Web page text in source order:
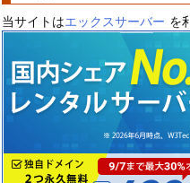
当サイトはエックスサーバー を